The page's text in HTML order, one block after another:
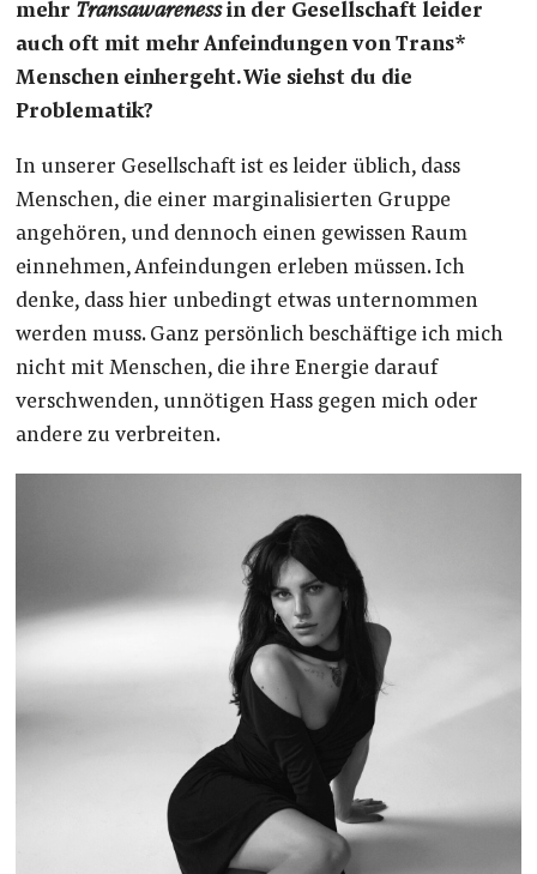
mehr Transawarenessin der Gesellschaft leider
auch oft mit mehr Anfeindungen von Trans*
Menschen einhergeht. Wie siehst du die
Problematik?
In unserer Gesellschaft ist es leider üblich, dass
Menschen, die einer marginalisierten Gruppe
angehören, und dennoch einen gewissen Raum
einnehmen, Anfeindungen erleben müssen. Ich
denke, dass hier unbedingt etwas unternommen
werden muss. Ganz persönlich beschäftige ich mich
nicht mit Menschen, die ihre Energie darauf
verschwenden, unnötigen Hass gegen mich oder
andere zu verbreiten.